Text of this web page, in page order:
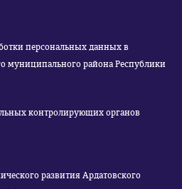
персональных данных в
муниципального района Республики
контролирующих органов
развития Ардатовского